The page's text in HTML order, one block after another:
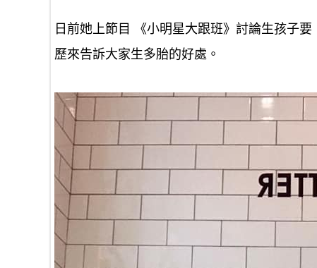
日前她上節目 《小明星大跟班》討論生孩子
歷來告訴大家生多胎的好處。